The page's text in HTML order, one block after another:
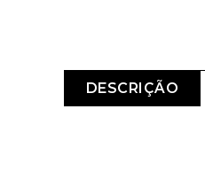
DESCRIÇÃO